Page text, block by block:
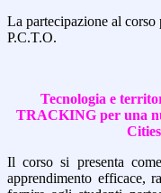
La partecipazione al
P.C.T.O.
Tecnologia e
TRACKING per una
Il corso si presenta
apprendimento efficace,